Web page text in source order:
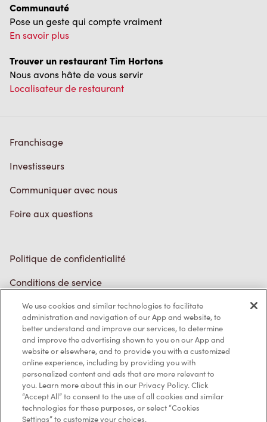
Communauté
Pose un geste qui compte vraiment
En savoir plus
Trouver un restaurant Tim Hortons
Nous avons hâte de vous servir
Localisateur de restaurant
Franchisage
Investisseurs
Communiquer avec nous
Foire aux questions
Politique de confidentialité
Conditions de service
Marques de commerce
Accessibilité
Diagnostic
Contactez-nous
We use cookies and similar technologies to facilitate
administration and navigation of our App and website, to
better understand and improve our services, to determine
and improve the advertising shown to you on our App and
website or elsewhere, and to provide you with a customized
online experience, including by providing you with
personalized content and ads that are more relevant to
you. Learn more about this in our Privacy Policy. Click
“Accept All” to consent to the use of all cookies and similar
technologies for these purposes, or select “Cookies
Settings” to customize your choices.